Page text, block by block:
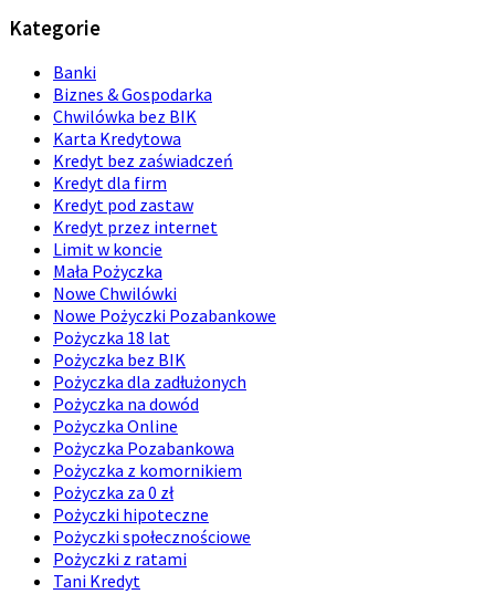
Kategorie
Banki
Biznes & Gospodarka
Chwilówka bez BIK
Karta Kredytowa
Kredyt bez zaświadczeń
Kredyt dla firm
Kredyt pod zastaw
Kredyt przez internet
Limit w koncie
Mała Pożyczka
Nowe Chwilówki
Nowe Pożyczki Pozabankowe
Pożyczka 18 lat
Pożyczka bez BIK
Pożyczka dla zadłużonych
Pożyczka na dowód
Pożyczka Online
Pożyczka Pozabankowa
Pożyczka z komornikiem
Pożyczka za 0 zł
Pożyczki hipoteczne
Pożyczki społecznościowe
Pożyczki z ratami
Tani Kredyt